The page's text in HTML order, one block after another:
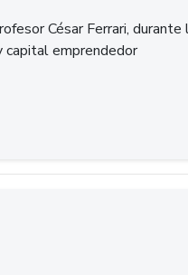
César Ferrari, durante
capital emprendedor